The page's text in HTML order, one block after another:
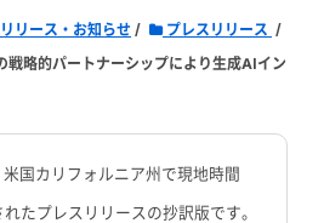
リース・お知らせ
プレスリリース
略的パートナーシップにより生成AIイン
国カリフォルニア州で現地時間
たプレスリリースの抄訳版です。